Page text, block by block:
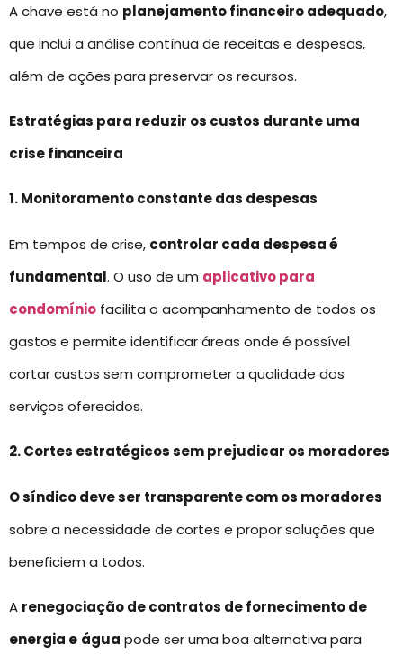
A chave está no planejamento financeiro adequado,
que inclui a análise contínua de receitas e despesas,
além de ações para preservar os recursos.
Estratégias para reduzir os custos durante uma
crise financeira
1. Monitoramento constante das despesas
Em tempos de crise, controlar cada despesa é
fundamental. O uso de um aplicativo para
condomínio facilita o acompanhamento de todos os
gastos e permite identificar áreas onde é possível
cortar custos sem comprometer a qualidade dos
serviços oferecidos.
2. Cortes estratégicos sem prejudicar os moradores
O síndico deve ser transparente com os moradores
sobre a necessidade de cortes e propor soluções que
beneficiem a todos.
A renegociação de contratos de fornecimento de
energia e água pode ser uma boa alternativa para